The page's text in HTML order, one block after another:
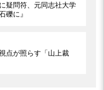
疑問符、元同志社大学
礫に』
点が照らす「山上裁